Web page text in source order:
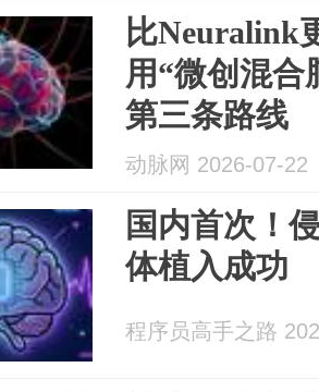
比Neuralink
用“微创混合
第三条路线
动脉网 2026-07-22
国内首次！
体植入成功
程序员高手之路